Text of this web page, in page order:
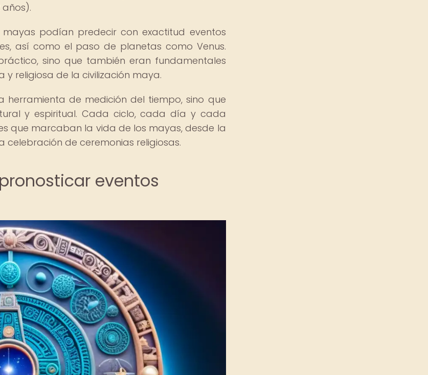
podían predecir con exactitud eventos
así como el paso de planetas como Venus.
sino que también eran fundamentales
religiosa de la civilización maya.
herramienta de medición del tiempo, sino que
y espiritual. Cada ciclo, cada día y cada
que marcaban la vida de los mayas, desde la
de ceremonias religiosas.
eventos